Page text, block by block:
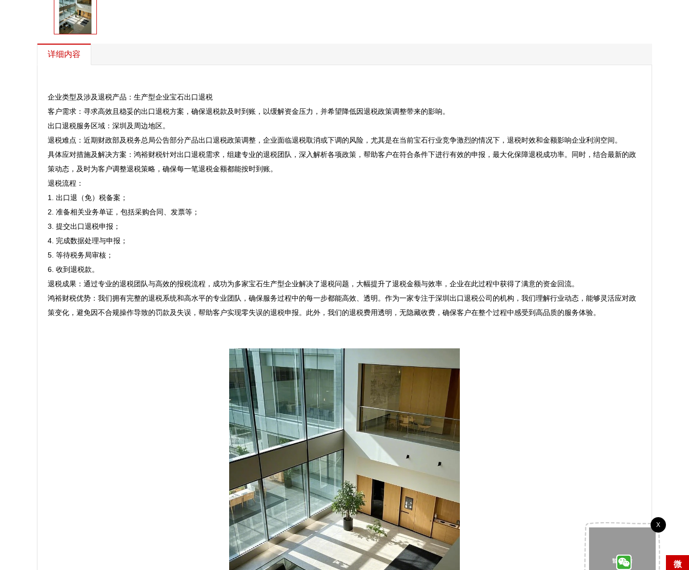
详细内容
企业类型及涉及退税产品：生产型企业宝石出口退税
客户需求：寻求高效且稳妥的出口退税方案，确保退税款及时到账，以缓解资金压力，并希望降低因退税政策调整带来的影响。
出口退税服务区域：深圳及周边地区。
退税难点：近期财政部及税务总局公告部分产品出口退税政策调整，企业面临退税取消或下调的风险，尤其是在当前宝石行业竞争激烈的情况下，退税时效和金额影响企业利润空间。
具体应对措施及解决方案：鸿裕财税针对出口退税需求，组建专业的退税团队，深入解析各项政策，帮助客户在符合条件下进行有效的申报，最大化保障退税成功率。同时，结合最新的政
策动态，及时为客户调整退税策略，确保每一笔退税金额都能按时到账。
退税流程：
1. 出口退（免）税备案；
2. 准备相关业务单证，包括采购合同、发票等；
3. 提交出口退税申报；
4. 完成数据处理与申报；
5. 等待税务局审核；
6. 收到退税款。
退税成果：通过专业的退税团队与高效的报税流程，成功为多家宝石生产型企业解决了退税问题，大幅提升了退税金额与效率，企业在此过程中获得了满意的资金回流。
鸿裕财税优势：我们拥有完整的退税系统和高水平的专业团队，确保服务过程中的每一步都能高效、透明。作为一家专注于深圳出口退税公司的机构，我们理解行业动态，能够灵活应对政
策变化，避免因不合规操作导致的罚款及失误，帮助客户实现零失误的退税申报。此外，我们的退税费用透明，无隐藏收费，确保客户在整个过程中感受到高品质的服务体验。
微
X